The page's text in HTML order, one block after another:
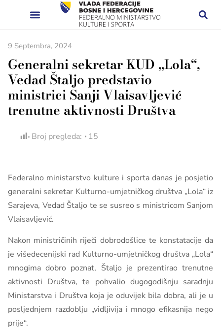
9 Septembra, 2024
Generalni sekretar KUD „Lola“,
Vedad Štaljo predstavio
ministrici Sanji Vlaisavljević
trenutne aktivnosti Društva
Broj pregleda: 15
Federalno ministarstvo kulture i sporta danas je posjetio
generalni sekretar Kulturno-umjetničkog društva „Lola“ iz
Sarajeva, Vedad Štaljo te se susreo s ministricom Sanjom
Vlaisavljević.
Nakon ministričinih riječi dobrodošlice te konstatacije da
je višedecenijski rad Kulturno-umjetničkog društva „Lola“
mnogima dobro poznat, Štaljo je prezentirao trenutne
aktivnosti Društva, te pohvalio dugogodišnju saradnju
Ministarstva i Društva koja je oduvijek bila dobra, ali je u
posljednjem razdoblju „vidljivija i mnogo efikasnija nego
prije“.